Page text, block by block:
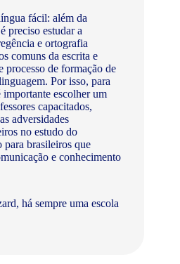
fácil: além da
preciso estudar a
e ortografia
comuns da escrita e
processo de formação de
Por isso, para
importante escolher um
capacitados,
adversidades
no estudo do
para brasileiros que
e conhecimento
há sempre uma escola